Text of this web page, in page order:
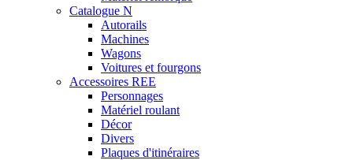
Catalogue N
Autorails
Machines
Wagons
Voitures et fourgons
Accessoires REE
Personnages
Matériel roulant
Décor
Divers
Plaques d'itinéraires